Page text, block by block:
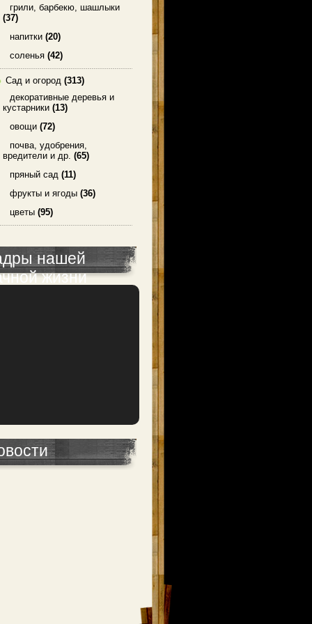
грили, барбекю, шашлыки
(37)
напитки (20)
соленья (42)
Сад и огород (313)
декоративные деревья и
кустарники (13)
овощи (72)
почва, удобрения,
вредители и др. (65)
пряный сад (11)
фрукты и ягоды (36)
цветы (95)
нашей
жизни